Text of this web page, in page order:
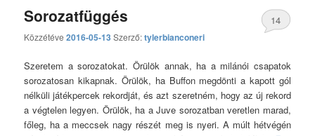
Sorozatfüggés
Közzétéve2016-05-13 Szerző:tylerbianconeri
14
Szeretem a sorozatokat. Örülök annak, ha a milánói csapatok
sorozatosan kikapnak. Örülök, ha Buffon megdönti a kapott gól
nélküli játékpercek rekordját, és azt szeretném, hogy az új rekord
a végtelen legyen. Örülök, ha a Juve sorozatban veretlen marad,
főleg, ha a meccsek nagy részét meg is nyeri. A múlt hétvégén